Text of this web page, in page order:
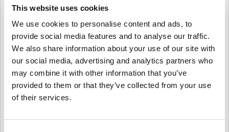
This website uses cookies
We use cookies to personalise content and ads, to
provide social media features and to analyse our traffic.
We also share information about your use of our site with
our social media, advertising and analytics partners who
may combine it with other information that you’ve
provided to them or that they’ve collected from your use
of their services.
🔹 Îmbunătățiți-vă jocurile preferate – Cumpărați monede în joc,
skinuri și alte articole digitale.
Cum să răscumpărați cardul PSN 50 EUR - PlayStation
Network Finland?
1️⃣ Conectați-vă la contul dvs. PSN – Accesați prin consolă sau pe
site-ul PlayStation Store.
2️⃣ Navigați la ‘Valorați codurile’ – Găsit în meniul PlayStation Store.
3️⃣ Introdu codul tău digital – Introdu codul din 12 cifre primit după
cumpărare.